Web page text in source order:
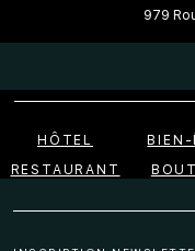
979
HÔTEL
RESTAURANT
BIEN-